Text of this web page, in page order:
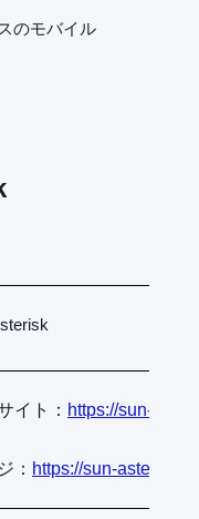
のモバイル
イト： https://sun-
： https://sun-